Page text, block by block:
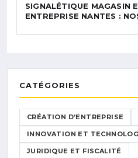
SIGNALÉTIQUE MAGASIN
ENTREPRISE NANTES :
CATÉGORIES
CRÉATION D’ENTREPRISE
INNOVATION ET
JURIDIQUE ET FISCALITÉ